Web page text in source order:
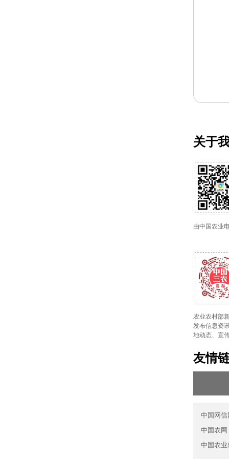
关于
由中国农业
农业农村部
发布信息资
地动态、宣
友情
中国网信
中国农网
中国农业